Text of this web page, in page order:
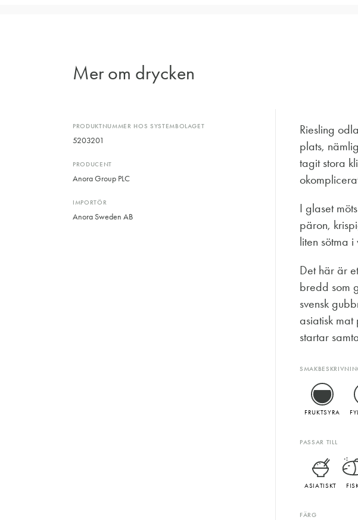
Mer om drycken
PRODUKTNUMMER HOS SYSTEMBOLAGET
5203201
PRODUCENT
Anora Group PLC
IMPORTÖR
Anora Sweden AB
Riesling
plats,
tagit stora
I glaset
päron,
liten sötma
Det här är
bredd som
svensk
asiatisk
startar
FRUKTSYRA
PASSAR TILL
ASIATISKT
FÄRG